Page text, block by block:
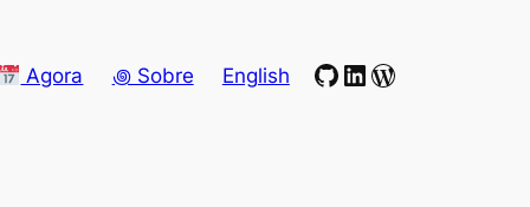
Agora ꩜ Sobre English GitHub
LinkedIn
WordPress